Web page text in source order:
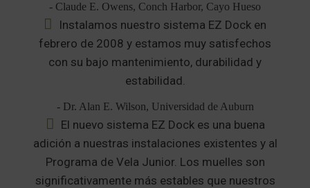
- Claude E. Owens, Conch Harbor, Cayo Hueso
Instalamos nuestro sistema EZ Dock en
febrero de 2008 y estamos muy satisfechos
con su bajo mantenimiento, durabilidad y
estabilidad.
- Dr. Alan E. Wilson, Universidad de Auburn
El nuevo sistema EZ Dock es una buena
adición a nuestras instalaciones existentes y al
Programa de Vela Junior. Los muelles son
significativamente más estables que nuestros